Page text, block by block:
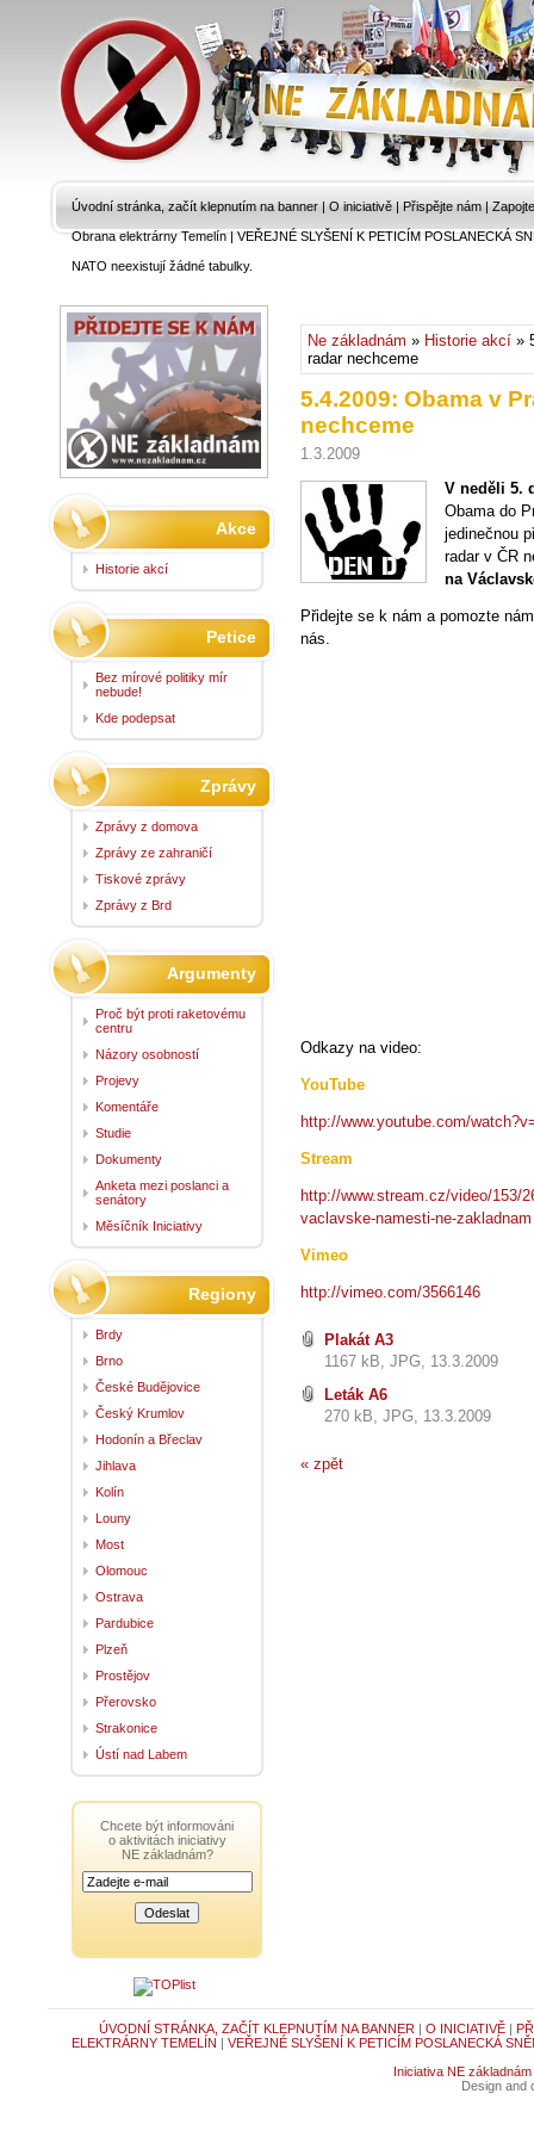
Úvodní stránka, začít klepnutím na banner | O iniciativě | Přispějte nám |
Obrana elektrárny Temelín|VEŘEJNÉ SLYŠENÍ K PETICÍM POSLANECKÁ
NATO neexistují žádné tabulky.
Ne základnám » Historie akcí »
radar nechceme
5.4.2009: Obama v
nechceme
1.3.2009
V neděli 5.
Obama do
jedinečnou
radar v ČR
na
Přidejte se k nám a pomozte
nás.
Odkazy na video:
YouTube
http://www.youtube.com/
Stream
http://www.stream.cz/video/153/
vaclavske-namesti-ne-zakladnam
Vimeo
http://vimeo.com/3566146
Plakát A3
1167 kB, JPG, 13.3.2009
Leták A6
270 kB, JPG, 13.3.2009
« zpět
Akce
Historie akcí
Petice
Bez mírové politiky mír
nebude!
Kde podepsat
Zprávy
Zprávy z domova
Zprávy ze zahraničí
Tiskové zprávy
Zprávy z Brd
Argumenty
Proč být proti raketovému
centru
Názory osobností
Projevy
Komentáře
Studie
Dokumenty
Anketa mezi poslanci a
senátory
Měsíčník Iniciativy
Regiony
Brdy
Brno
České Budějovice
Český Krumlov
Hodonín a Břeclav
Jihlava
Kolín
Louny
Most
Olomouc
Ostrava
Pardubice
Plzeň
Prostějov
Přerovsko
Strakonice
Ústí nad Labem
Chcete být informováni
o aktivitách iniciativy
NE základnám?
ÚVODNÍ STRÁNKA, ZAČÍT KLEPNUTÍM NA BANNER | O INICIATIVĚ|
ELEKTRÁRNY TEMELÍN | VEŘEJNÉ SLYŠENÍ K PETICÍM POSLANECKÁ
Iniciativa NE základnám
Design and